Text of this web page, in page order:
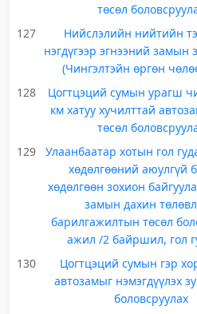
төсөл
127
Нийслэлийн нийтийн
нэгдүгээр эгнээний замын
(Чингэлтэйн өргөн
128
Цогтцэций сумын урагш
км хатуу хучилттай
төсөл
129
Улаанбаатар хотын гол
хөдөлгөөний аюулгүй
хөдөлгөөн зохион
замын дахин
барилгажилтын төсөл
ажил /2 байршил, гол
130
Цогтцэций сумын гэр
автозамыг нэмэгдүүлэх
боловсруулах